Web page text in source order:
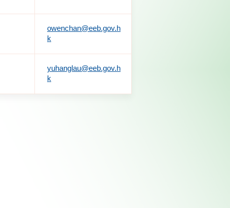
owenchan@eeb.gov.h
k
yuhanglau@eeb.gov.h
k